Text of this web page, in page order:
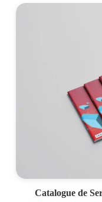
Catalogue de